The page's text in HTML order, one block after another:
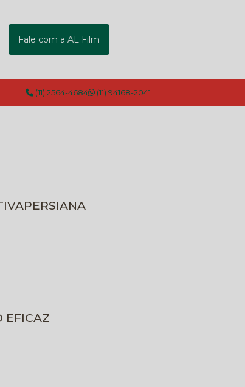
Fale com a AL Film
(11) 2564-4684 (11) 94168-2041
PERSIANA
EFICAZ